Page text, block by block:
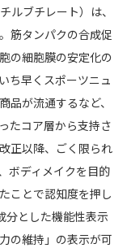
ブチレート）は、
筋タンパクの合成促
の細胞膜の安定化の
ち早くスポーツニュ
品が流通するなど、
たコア層から支持さ
正以降、ごく限られ
ボディメイクを目的
ことで認知度を押し
分とした機能性表示
の維持」の表示が可